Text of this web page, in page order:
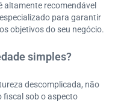
altamente recomendável
para garantir
objetivos do seu negócio.
simples?
descomplicada, não
fiscal sob o aspecto